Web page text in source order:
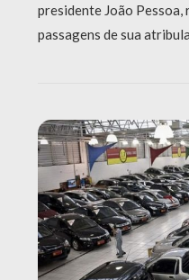
presidente João Pessoa,
passagens de sua